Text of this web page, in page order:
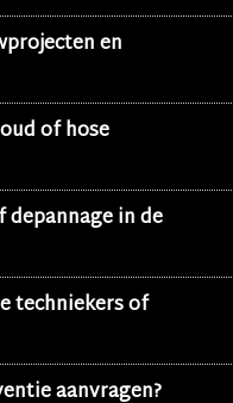
en
of hose
in de
techniekers of
aanvragen?